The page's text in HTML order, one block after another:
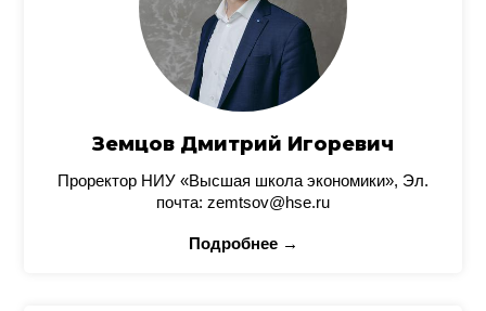
Земцов Дмитрий Игоревич
Проректор НИУ «Высшая школа экономики», Эл.
почта: zemtsov@hse.ru
Подробнее →